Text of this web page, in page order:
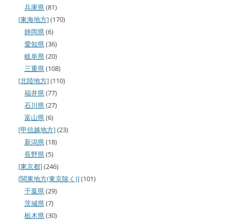
兵庫県(81)
[東海地方](170)
静岡県(6)
愛知県(36)
岐阜県(20)
三重県(108)
[北陸地方](110)
福井県(77)
石川県(27)
富山県(6)
[甲信越地方](23)
新潟県(18)
長野県(5)
[東京都](246)
[関東地方(東京除く)](101)
千葉県(29)
茨城県(7)
栃木県(30)